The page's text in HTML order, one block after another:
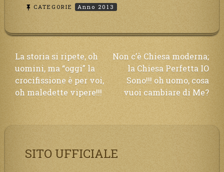
CATEGORIE Anno 2013
Navigazione
articoli
La storia si ripete, oh
uomini, ma “oggi” la
crocifissione è per voi,
oh maledette vipere!!!
Non c’è Chiesa moderna;
la Chiesa Perfetta IO
Sono!!! oh uomo, cosa
vuoi cambiare di Me?
SITO UFFICIALE